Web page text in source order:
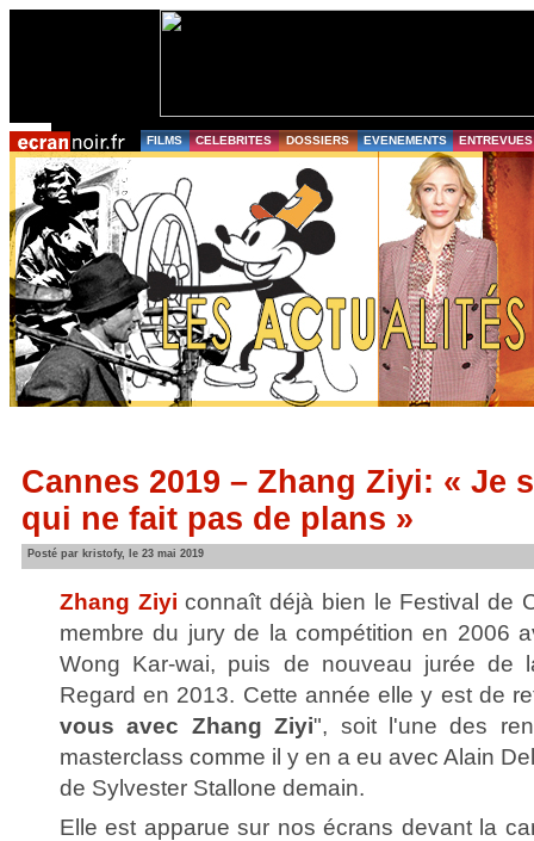
FILMS CELEBRITES DOSSIERS EVENEMENTS ENTREVUES
Cannes 2019 – Zhang Ziyi: « Je
qui ne fait pas de plans »
Posté par kristofy, le 23 mai 2019
Zhang Ziyi connaît déjà bien le Festival de
membre du jury de la compétition en 2006
Wong Kar-wai, puis de nouveau jurée de
Regard en 2013. Cette année elle y est de
vous avec Zhang Ziyi", soit l'une des
masterclass comme il y en a eu avec Alain
de Sylvester Stallone demain.
Elle est apparue sur nos écrans devant la